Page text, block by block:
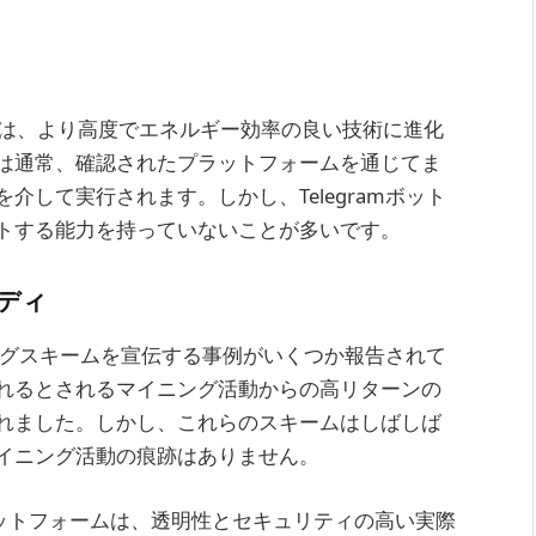
、より高度でエネルギー効率の良い技術に進化
常、確認されたプラットフォームを通じてま
して実行されます。しかし、Telegramボット
る能力を持っていないことが多いです。
ィ
スキームを宣伝する事例がいくつか報告されて
とされるマイニング活動からの高リターンの
した。しかし、これらのスキームはしばしば
ング活動の痕跡はありません。
フォームは、透明性とセキュリティの高い実際